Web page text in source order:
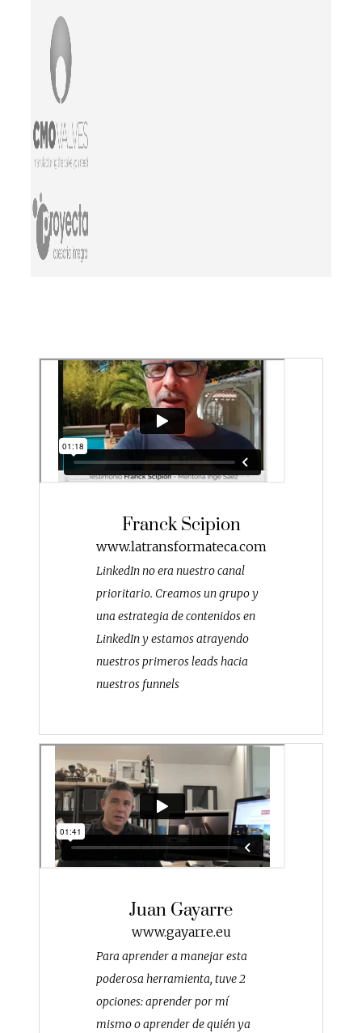
Franck Scipion
www.latransformateca.com
LinkedIn no era nuestro canal
prioritario. Creamos un grupo y
una estrategia de contenidos en
LinkedIn y estamos atrayendo
nuestros primeros leads hacia
nuestros funnels
Juan Gayarre
www.gayarre.eu
Para aprender a manejar esta
poderosa herramienta, tuve 2
opciones: aprender por mí
mismo o aprender de quién ya